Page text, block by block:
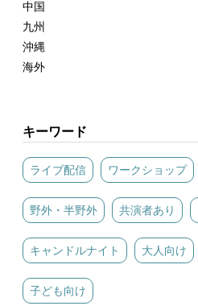
中国
九州
沖縄
海外
キーワード
ライブ配信 ワークショップ
野外・半野外 共演者あり
キャンドルナイト 大人向け
子ども向け